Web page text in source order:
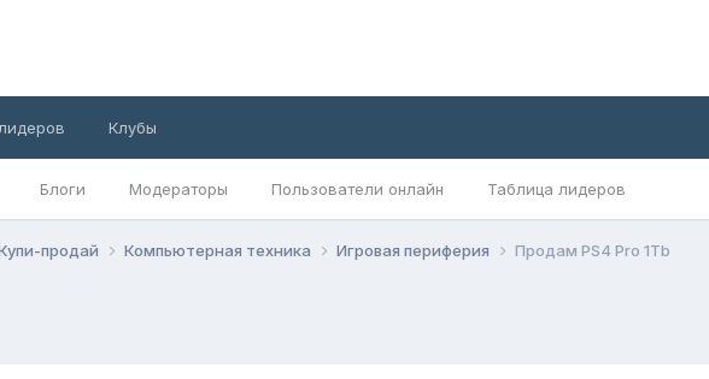
Блоги Модераторы Пользователи онлайн Таблица лидеров
Клубы
продай Компьютерная техника Игровая периферия Продам PS4 Pro 1Tb